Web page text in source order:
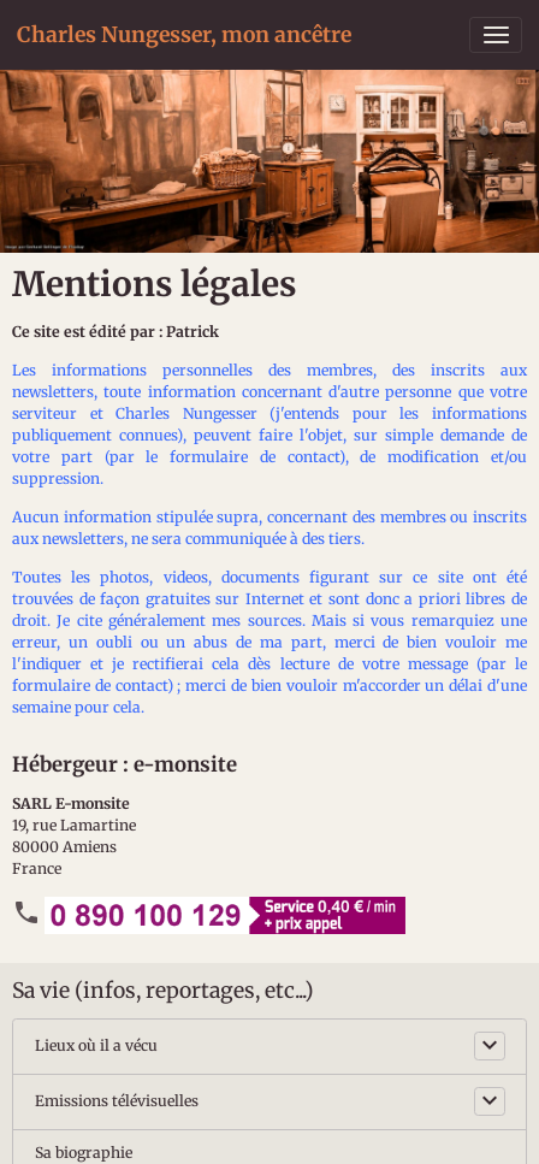
Charles Nungesser, mon ancêtre
Mentions légales
Ce site est édité par : Patrick
Les informations personnelles des membres, des inscrits aux
newsletters, toute information concernant d'autre personne que votre
serviteur et Charles Nungesser (j'entends pour les informations
publiquement connues), peuvent faire l'objet, sur simple demande de
votre part (par le formulaire de contact), de modification et/ou
suppression.
Aucun information stipulée supra, concernant des membres ou inscrits
aux newsletters, ne sera communiquée à des tiers.
Toutes les photos, videos, documents figurant sur ce site ont été
trouvées de façon gratuites sur Internet et sont donc a priori libres de
droit.Je cite généralement mes sources. Mais si vous remarquiez une
erreur, un oubli ou un abus de ma part, merci de bien vouloir me
l'indiquer et je rectifierai cela dès lecture de votre message (par le
formulaire de contact) ; merci de bien vouloir m'accorder un délai d'une
semaine pour cela.
Hébergeur : e-monsite
SARL E-monsite
19, rue Lamartine
80000 Amiens
France
Sa vie (infos, reportages, etc...)
Lieux où il a vécu
Emissions télévisuelles
Sa biographie